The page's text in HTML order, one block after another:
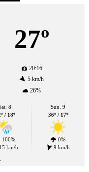
27º
20:16
5 km/h
26%
8
/ 18º
100%
15 km/h
Sun. 9
36º / 17º
0%
9 km/h